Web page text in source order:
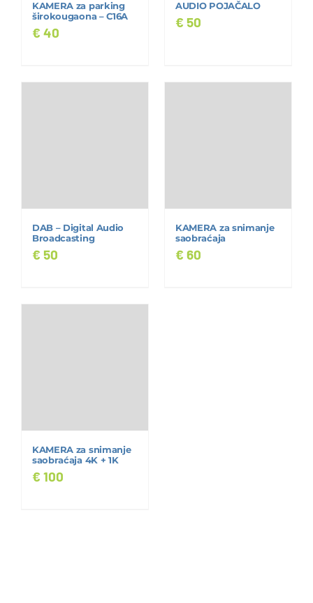
KAMERA za parking
širokougaona – C16A
€ 40
AUDIO POJAČALO
€ 50
DAB – Digital Audio
Broadcasting
€ 50
KAMERA za snimanje
saobraćaja
€ 60
KAMERA za snimanje
saobraćaja 4K + 1K
€ 100